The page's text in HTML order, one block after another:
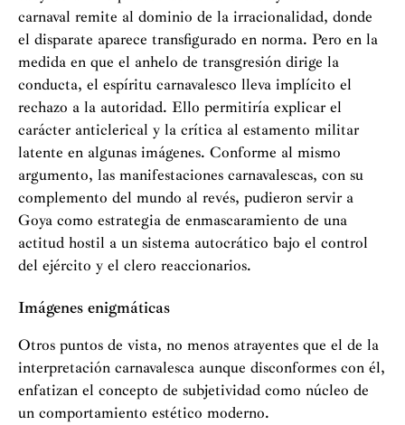
carnaval remite al dominio de la irracionalidad, donde
el disparate aparece transfigurado en norma. Pero en la
medida en que el anhelo de transgresión dirige la
conducta, el espíritu carnavalesco lleva implícito el
rechazo a la autoridad. Ello permitiría explicar el
carácter anticlerical y la crítica al estamento militar
latente en algunas imágenes. Conforme al mismo
argumento, las manifestaciones carnavalescas, con su
complemento del mundo al revés, pudieron servir a
Goya como estrategia de enmascaramiento de una
actitud hostil a un sistema autocrático bajo el control
del ejército y el clero reaccionarios.
Imágenes enigmáticas
Otros puntos de vista, no menos atrayentes que el de la
interpretación carnavalesca aunque disconformes con él,
enfatizan el concepto de subjetividad como núcleo de
un comportamiento estético moderno.